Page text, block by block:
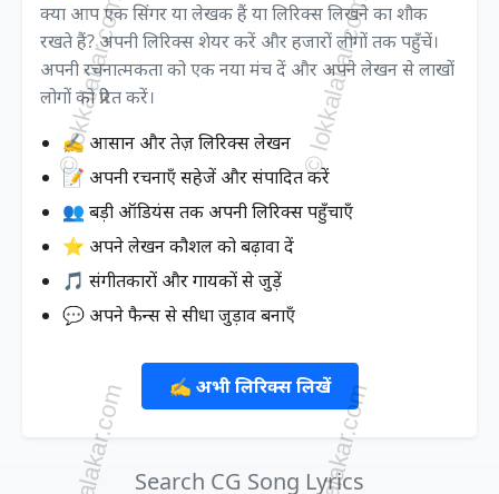
क्या आप एक सिंगर या लेखक हैं या लिरिक्स लिखने का शौक
रखते हैं? अपनी लिरिक्स शेयर करें और हजारों लोगों तक पहुँचें।
अपनी रचनात्मकता को एक नया मंच दें और अपने लेखन से लाखों
लोगों को प्रेरित करें।
✍️ आसान और तेज़ लिरिक्स लेखन
📝 अपनी रचनाएँ सहेजें और संपादित करें
👥 बड़ी ऑडियंस तक अपनी लिरिक्स पहुँचाएँ
⭐ अपने लेखन कौशल को बढ़ावा दें
🎵 संगीतकारों और गायकों से जुड़ें
💬 अपने फैन्स से सीधा जुड़ाव बनाएँ
✍️ अभी लिरिक्स लिखें
Search CG Song Lyrics